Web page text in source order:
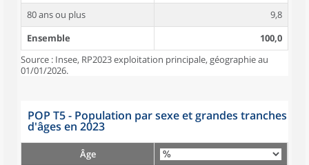
80 ans ou plus
9,8
Ensemble
100,0
Source : Insee, RP2023 exploitation principale, géographie au
01/01/2026.
POP T5 - Population par sexe et grandes tranches
d'âges en 2023
Âge